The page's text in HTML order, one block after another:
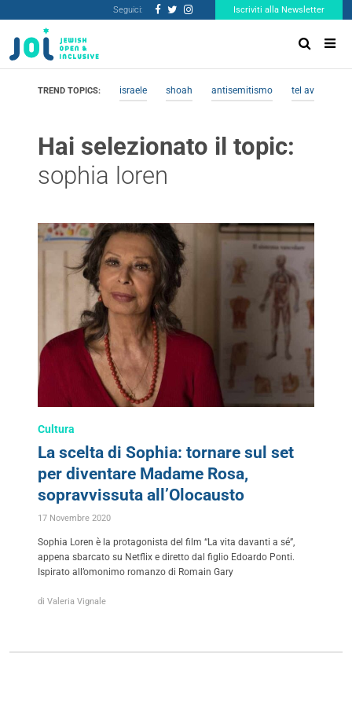
Seguici: Iscriviti alla Newsletter
TREND TOPICS: israele shoah antisemitismo tel aviv
Hai selezionato il topic:
sophia loren
Cultura
La scelta di Sophia: tornare sul set
per diventare Madame Rosa,
sopravvissuta all’Olocausto
17 Novembre 2020
Sophia Loren è la protagonista del film “La vita davanti a sé”,
appena sbarcato su Netflix e diretto dal figlio Edoardo Ponti.
Ispirato all’omonimo romanzo di Romain Gary
di Valeria Vignale